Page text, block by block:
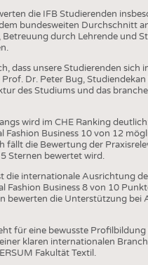
SENSORIK
RECYCLING
TECHNISCHE
SMART TEXTILES
MEDIZIN
HAUS- UND
TESTS
die IFB Studierenden
bundesweiten Durchschnitt
durch Lehrende und
dass unsere Studierenden
Dr. Peter Bug,
des Studiums und das
wird im CHE Ranking
Fashion Business 10 von 12
fällt die Bewertung der
Sternen bewertet wird.
die internationale Ausrichtung
Fashion Business 8 von 10
bewerten die Unterstützung bei
für eine bewusste
klaren internationalen
Fakultät Textil.